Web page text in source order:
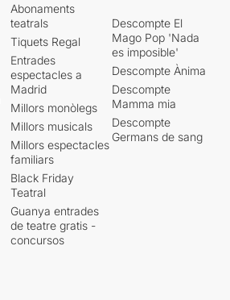
Abonaments
teatrals
Tiquets Regal
Entrades
espectacles a
Madrid
Millors monòlegs
Millors musicals
Millors espectacles
familiars
Black Friday
Teatral
Guanya entrades
de teatre gratis -
concursos
Descompte El
Mago Pop 'Nada
es imposible'
Descompte Ànima
Descompte
Mamma mia
Descompte
Germans de sang